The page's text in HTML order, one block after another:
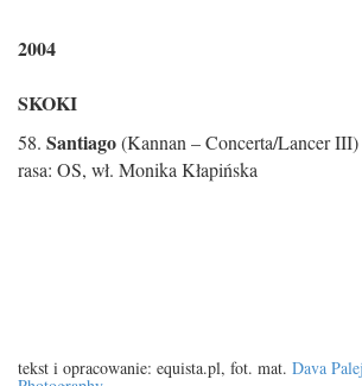
2004
SKOKI
58. Santiago(Kannan – Concerta/Lancer III)
rasa: OS, wł. Monika Kłapińska
tekst i opracowanie: equista.pl, fot. mat. Dava Palej